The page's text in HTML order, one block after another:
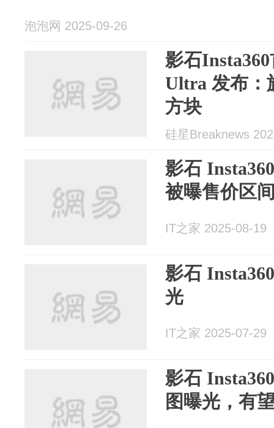
泡泡网 2025-09-26
影石
Ultra 发布：
方块
硅星Breaknews
影石
被曝售价区
IT之家 2025-08-19
影石
光
IT之家 2025-07-29
影石
图曝光，有